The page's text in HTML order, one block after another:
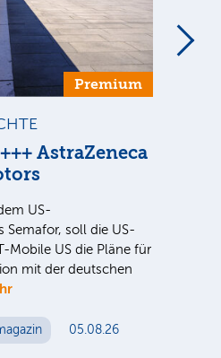
Premium
AstraZeneca
US-
Semafor, soll die US-
Mobile US die Pläne für
mit der deutschen
05.08.26